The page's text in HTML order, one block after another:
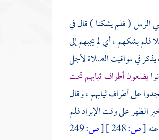
( فلم يشكنا ) قال في
فلم يشكهم ، أي لم يجبهم إلى
في مواقيت الصلاة لأجل
يضعون أطراف ثيابهم تحت
على أطراف ثيابهم ، وقال
الظهر على وقت الإبراد فلم
[ص: [ص:249